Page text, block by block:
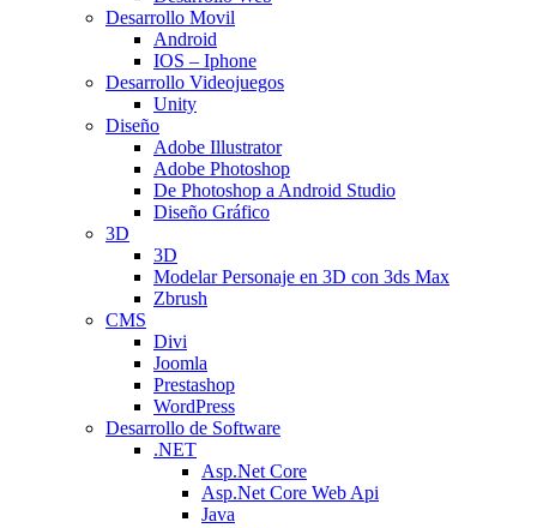
Desarrollo Movil
Android
IOS – Iphone
Desarrollo Videojuegos
Unity
Diseño
Adobe Illustrator
Adobe Photoshop
De Photoshop a Android Studio
Diseño Gráfico
3D
3D
Modelar Personaje en 3D con 3ds Max
Zbrush
CMS
Divi
Joomla
Prestashop
WordPress
Desarrollo de Software
.NET
Asp.Net Core
Asp.Net Core Web Api
Java